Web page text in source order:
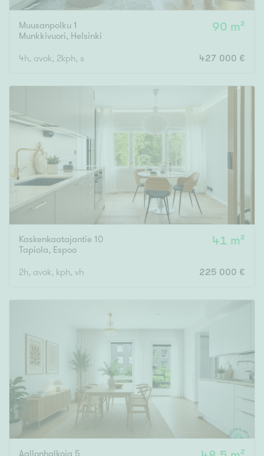
Muusanpolku 1
Munkkivuori, Helsinki
90 m²
4h, avok, 2kph, s 427 000 €
Kaskenkaatajantie 10
Tapiola, Espoo
41 m²
2h, avok, kph, vh 225 000 €
Aallonhalkoja 5